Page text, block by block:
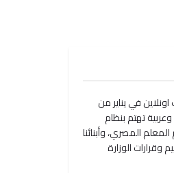
في يناير من
وعربية تهتم بنظام
المصري، وأبنائنا
وقرارات الوزارة